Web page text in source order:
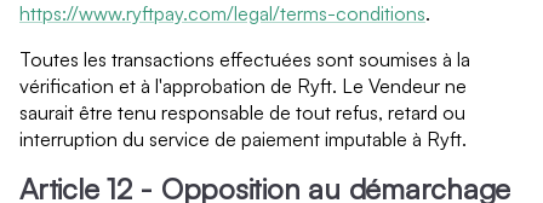
https://www.ryftpay.com/legal/terms-conditions.
Toutes les transactions effectuées sont soumises à la
vérification et à l'approbation de Ryft. Le Vendeur ne
saurait être tenu responsable de tout refus, retard ou
interruption du service de paiement imputable à Ryft.
Article 12 - Opposition au démarchage